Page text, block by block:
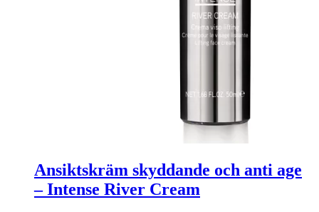
Ansiktskräm skyddande och anti age
– Intense River Cream